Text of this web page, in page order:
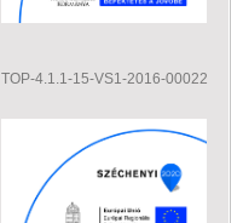
TOP-4.1.1-15-VS1-2016-00022